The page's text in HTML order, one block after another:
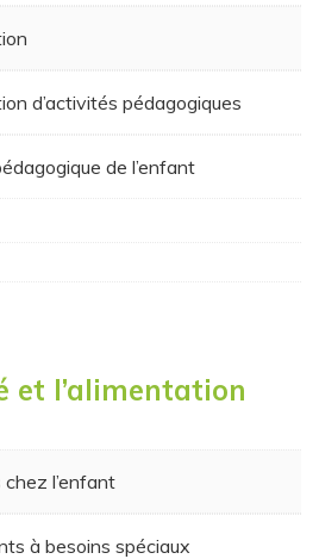
d’activités pédagogiques
de l’enfant
et l’alimentation
l’enfant
à besoins spéciaux